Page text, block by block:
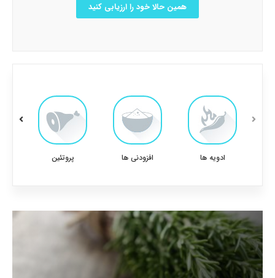
همین حالا خود را ارزیابی کنید
ادویه ها افزودنی ها پروتئین